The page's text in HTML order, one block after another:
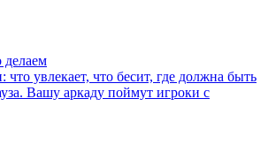
увлекает, что бесит, где должна быть
Вашу аркаду поймут игроки с